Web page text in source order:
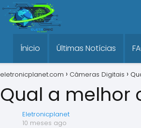
Ínicio Últimas Notícias
eletronicplanet.com Câmeras Digitais
Qual a melhor
Eletronicplanet
10 meses ago